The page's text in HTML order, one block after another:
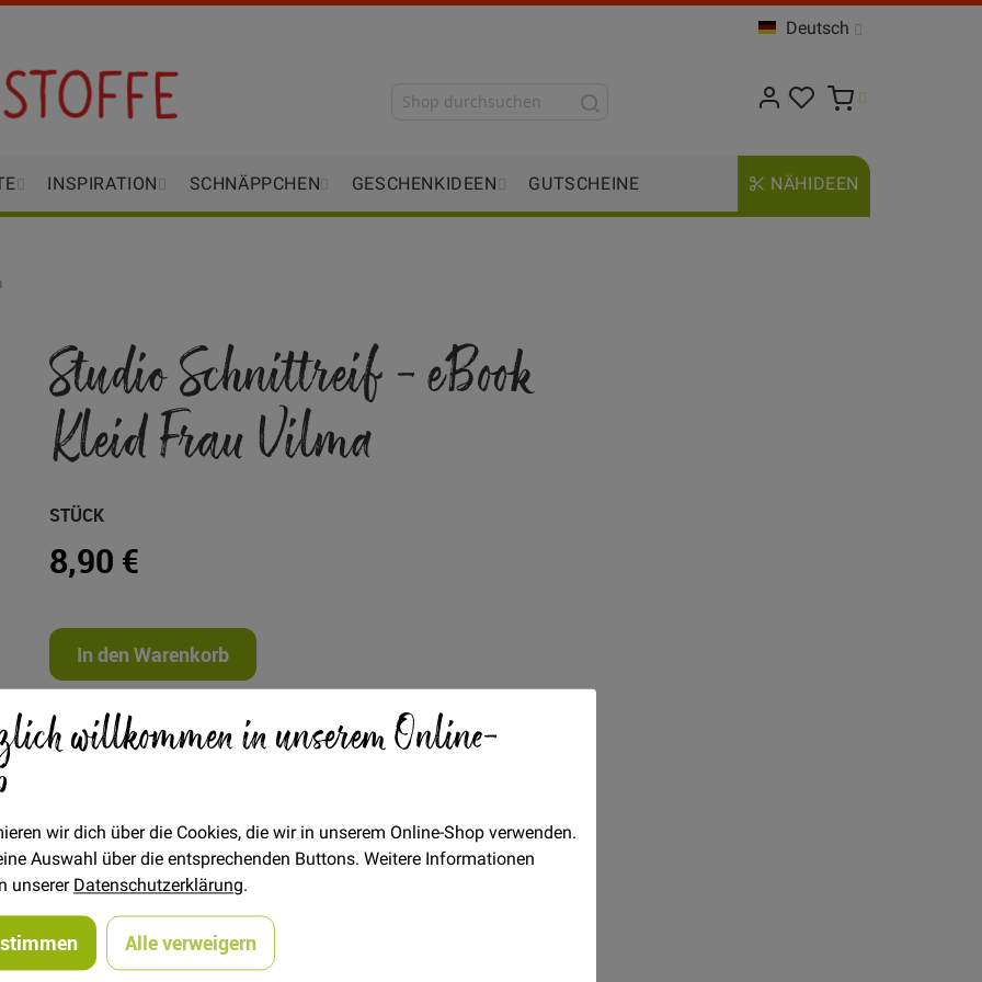
willkommen in unserem Online-
wir dich über die Cookies, die wir in unserem Online-Shop verwenden.
Auswahl über die entsprechenden Buttons. Weitere Informationen
unsererDatenschutzerklärung.
Alle verweigern
Deutsch
INSPIRATION SCHNÄPPCHEN GESCHENKIDEEN GUTSCHEINE NÄHIDEEN
Studio Schnittreif - eBook
Kleid Frau Vilma
8,90 €
STÜCK
In den Warenkorb
zum Selbstdrucken
in Wickeloptik und Eingrifftaschen im Rock. Ein innenliegender